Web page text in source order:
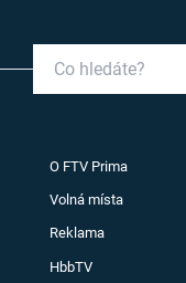
O FTV Prima
Volná místa
Reklama
HbbTV